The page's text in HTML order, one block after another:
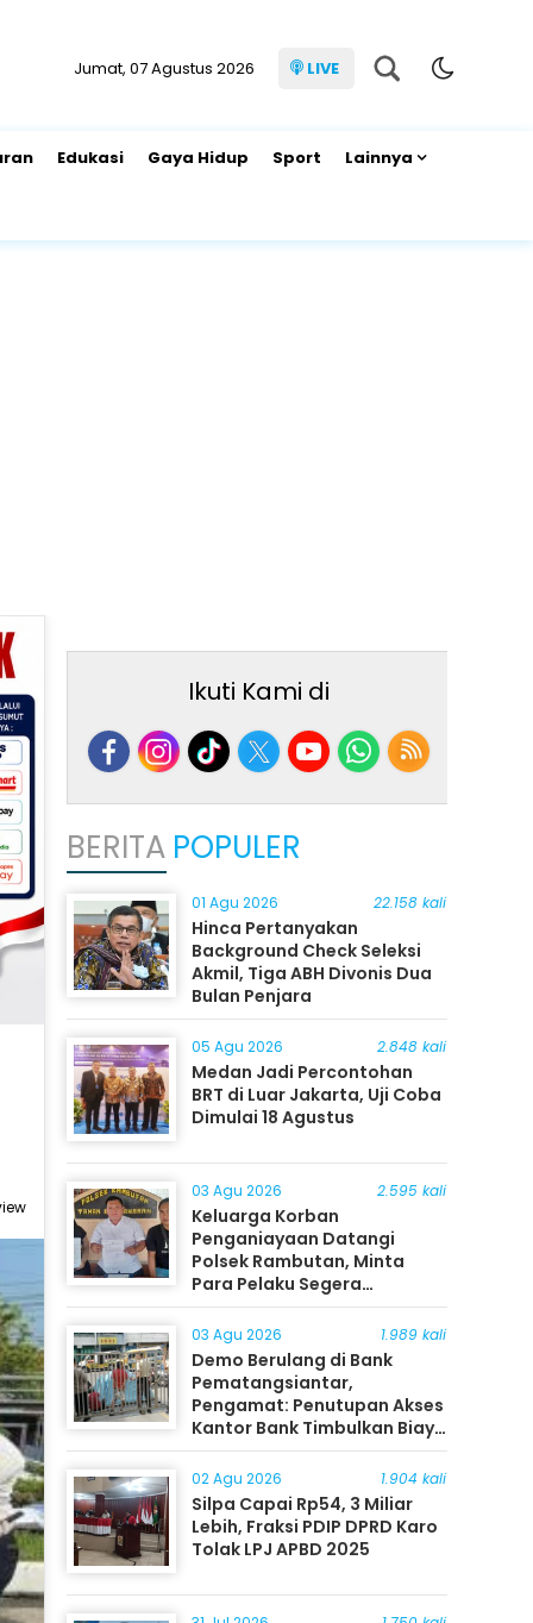
Jumat, 07 Agustus 2026 LIVE
Edukasi Gaya Hidup Sport Lainnya
Ikuti Kami di
BERITA POPULER
01 Agu 2026 22.158 kali
Hinca Pertanyakan
Background Check Seleksi
Akmil, Tiga ABH Divonis Dua
Bulan Penjara
05 Agu 2026 2.848 kali
Medan Jadi Percontohan
BRT di Luar Jakarta, Uji Coba
Dimulai 18 Agustus
03 Agu 2026 2.595 kali
Keluarga Korban
Penganiayaan Datangi
Polsek Rambutan, Minta
Para Pelaku Segera
Ditangkap
03 Agu 2026 1.989 kali
Demo Berulang di Bank
Pematangsiantar,
Pengamat: Penutupan Akses
Kantor Bank Timbulkan Biaya
Ekonomi bagi Masyarakat
02 Agu 2026 1.904 kali
Silpa Capai Rp54, 3 Miliar
Lebih, Fraksi PDIP DPRD Karo
Tolak LPJ APBD 2025